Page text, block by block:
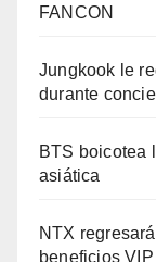
FANCON
Jungkook le
durante
BTS boicotea
asiática
NTX
beneficios VIP